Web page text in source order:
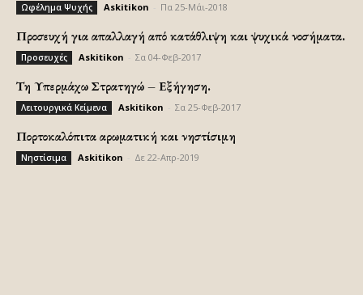
Ωφέλημα Ψυχής Askitikon Πα 25-Μάι-2018
Προσευχή για απαλλαγή από κατάθλιψη και ψυχικά νοσήματα.
Προσευχές Askitikon Σα 04-Φεβ-2017
Τη Υπερμάχω Στρατηγώ – Εξήγηση.
Λειτουργικά Κείμενα Askitikon Σα 25-Φεβ-2017
Πορτοκαλόπιτα αρωματική και νηστίσιμη
Νηστίσιμα Askitikon Δε 22-Απρ-2019